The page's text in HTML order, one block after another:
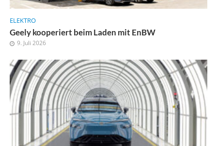
ELEKTRO
Geely kooperiert beim Laden mit EnBW
9. Juli 2026